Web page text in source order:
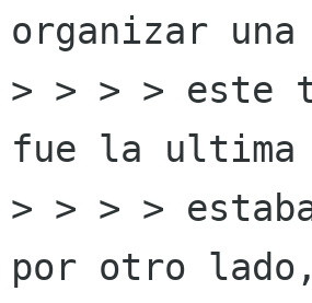
organizar
> > > > este
fue la ultima
> > > >
por otro lado,